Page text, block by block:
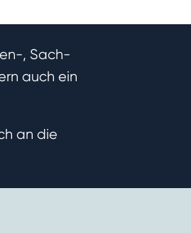
, Sach-
auch ein
an die